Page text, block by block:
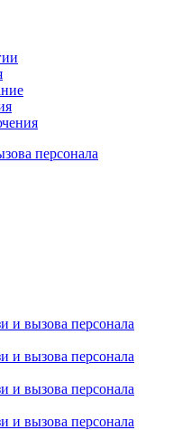
персонала
и вызова персонала
и вызова персонала
и вызова персонала
и вызова персонала